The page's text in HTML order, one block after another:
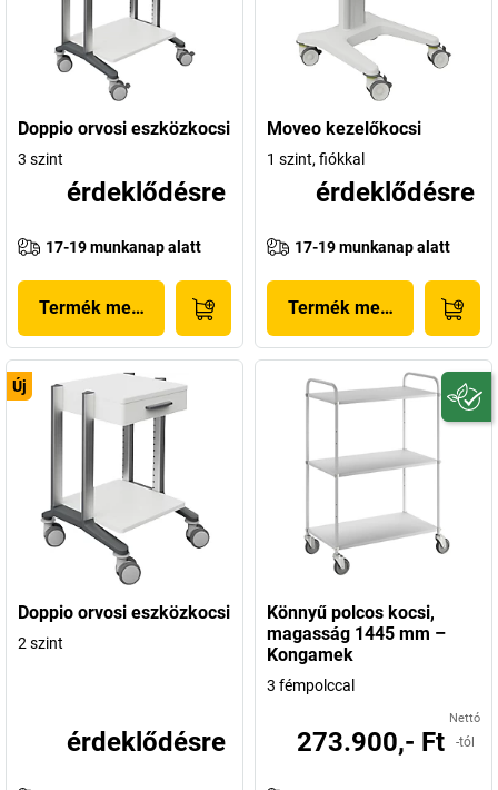
Doppio orvosi eszközkocsi
3 szint
érdeklődésre
17-19 munkanap alatt
Termék megjelenítése
Moveo kezelőkocsi
1 szint, fiókkal
érdeklődésre
17-19 munkanap alatt
Termék megjelenítése
Új
Doppio orvosi eszközkocsi
2 szint
érdeklődésre
Könnyű polcos kocsi,
magasság 1445 mm –
Kongamek
3 fémpolccal
Nettó
273.900,- Ft -tól